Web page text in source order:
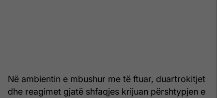
Në ambientin e mbushur me të ftuar, duartrokitjet
dhe reagimet gjatë shfaqjes krijuan përshtypjen e